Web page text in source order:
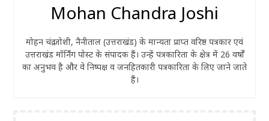
Mohan Chandra Joshi
मोहन चंद्र जोशी, नैनीताल (उत्तराखंड) के मान्यता प्राप्त वरिष्ठ पत्रकार एवं
उत्तराखंड मॉर्निंग पोस्ट के संपादक हैं। उन्हें पत्रकारिता के क्षेत्र में 26 वर्षों
का अनुभव है और वे निष्पक्ष व जनहितकारी पत्रकारिता के लिए जाने जाते
हैं।